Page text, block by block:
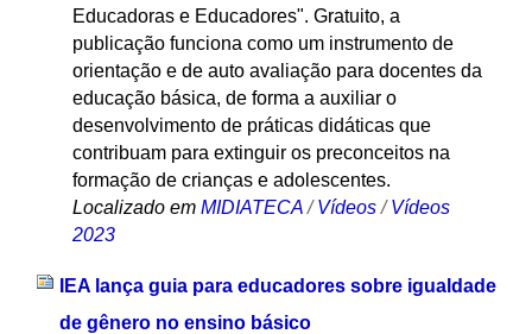
Educadoras e Educadores". Gratuito, a
publicação funciona como um instrumento de
orientação e de auto avaliação para docentes da
educação básica, de forma a auxiliar o
desenvolvimento de práticas didáticas que
contribuam para extinguir os preconceitos na
formação de crianças e adolescentes.
Localizado em MIDIATECA /Vídeos /Vídeos
2023
IEA lança guia para educadores sobre igualdade
de gênero no ensino básico